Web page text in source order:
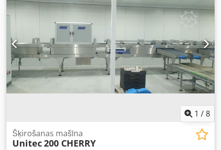
1 /8
Šķirošanas mašīna
Unitec200 CHERRY